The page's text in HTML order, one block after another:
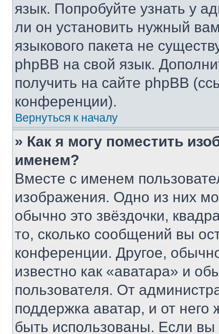
язык. Попробуйте узнать у
ли он установить нужный
языкового пакета не
phpBB на свой язык.
получить на сайте phpBB
конференции).
Вернуться к началу
» Как я могу поместить
именем?
Вместе с именем
изображения. Одно из них
обычно это звёздочки,
то, сколько сообщений вы
конференции. Другое,
известно как «аватара» и
пользователя. От
поддержка аватар, и от него
быть использованы. Если